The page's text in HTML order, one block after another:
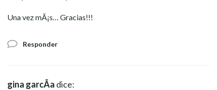
Una vez mÃ¡s… Gracias!!!
Responder
gina garcÃ­a dice: